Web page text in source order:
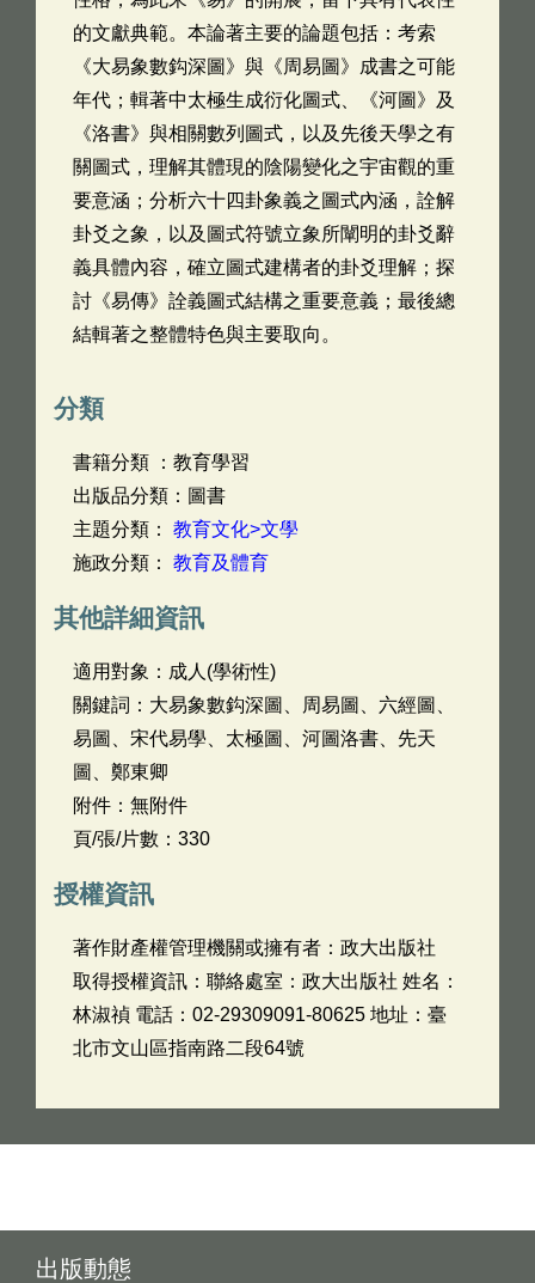
的文獻典範。本論著主要的論題包括：考索
《大易象數鈎深圖》與《周易圖》成書之可能
年代；輯著中太極生成衍化圖式、《河圖》及
《洛書》與相關數列圖式，以及先後天學之有
關圖式，理解其體現的陰陽變化之宇宙觀的重
要意涵；分析六十四卦象義之圖式內涵，詮解
卦爻之象，以及圖式符號立象所闡明的卦爻辭
義具體內容，確立圖式建構者的卦爻理解；探
討《易傳》詮義圖式結構之重要意義；最後總
結輯著之整體特色與主要取向。
分類
書籍分類 ：教育學習
出版品分類：圖書
主題分類： 教育文化>文學
施政分類： 教育及體育
其他詳細資訊
適用對象：成人(學術性)
關鍵詞：大易象數鈎深圖、周易圖、六經圖、
易圖、宋代易學、太極圖、河圖洛書、先天
圖、鄭東卿
附件：無附件
頁/張/片數：330
授權資訊
著作財產權管理機關或擁有者：政大出版社
取得授權資訊：聯絡處室：政大出版社 姓名：
林淑禎 電話：02-29309091-80625 地址：臺
北市文山區指南路二段64號
出版動態